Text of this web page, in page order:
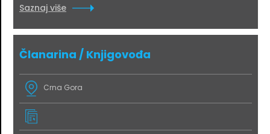
Saznaj više
Članarina / Knjigovođa
Crna Gora